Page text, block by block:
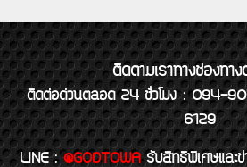
ติดตามเราทางช่องทาง
ติดต่อด่วนตลอด 24 ชั่วโมง : 094-
6129
LINE : @GODTOWA รับสิทธิพิเศษและ